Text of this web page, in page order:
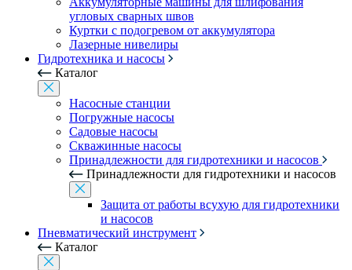
угловых сварных швов
Куртки с подогревом от аккумулятора
Лазерные нивелиры
Гидротехника и насосы
Каталог
Насосные станции
Погружные насосы
Садовые насосы
Скважинные насосы
Принадлежности для гидротехники и насосов
Принадлежности для гидротехники и насосов
Защита от работы всухую для гидротехники
и насосов
Пневматический инструмент
Каталог